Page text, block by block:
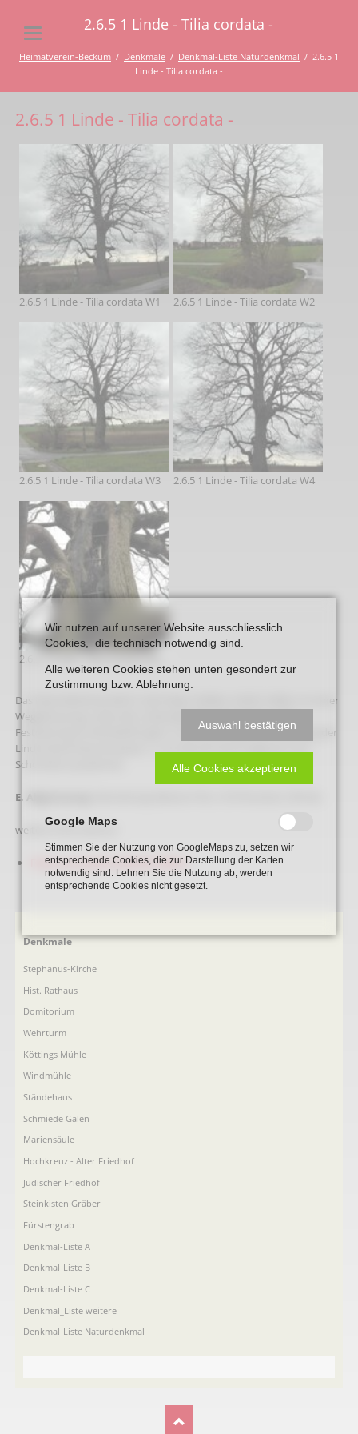
2.6.5 1 Linde - Tilia cordata -
Heimatverein-Beckum Denkmale Denkmal-Liste Naturdenkmal
2.6.5 1
Linde - Tilia cordata -
2.6.5 1 Linde - Tilia cordata -
2.6.5 1 Linde - Tilia cordata W1 2.6.5 1 Linde - Tilia cordata W2
2.6.5 1 Linde - Tilia cordata W3 2.6.5 1 Linde - Tilia cordata W4
2.6.5 1 Linde - Tilia cordata W5
Das Naturdenkmal steht in der freien Feldﬂur östlich Vellern an einer
Wegekreuzung. Unter der Linde beﬁndet sich ein Kreuz. Die
Festsetzung ist erforderlich gem. § 22 b) und dient der Erhaltung der
Linde (Stammdurchmesser 1,1 m), die sich durch Eigenart und
Schönheit auszeichnet.
E. Abgrenzung:
weitere Informatione:
Franz-von-Assisi-Linde bei Vellern
Navigation
Denkmale
Stephanus-Kirche
Hist. Rathaus
Domitorium
Wehrturm
Köttings Mühle
Windmühle
Ständehaus
Schmiede Galen
Mariensäule
Hochkreuz - Alter Friedhof
Jüdischer Friedhof
Steinkisten Gräber
Fürstengrab
Denkmal-Liste A
Denkmal-Liste B
Denkmal-Liste C
Denkmal_Liste weitere
Denkmal-Liste Naturdenkmal
Wir nutzen auf unserer Website ausschliesslich
Cookies, die technisch notwendig sind.
Alle weiteren Cookies stehen unten gesondert zur
Zustimmung bzw. Ablehnung.
Auswahl bestätigen
Alle Cookies akzeptieren
Google Maps
Stimmen Sie der Nutzung von GoogleMaps zu, setzen wir
entsprechende Cookies, die zur Darstellung der Karten
notwendig sind. Lehnen Sie die Nutzung ab, werden
entsprechende Cookies nicht gesetzt.